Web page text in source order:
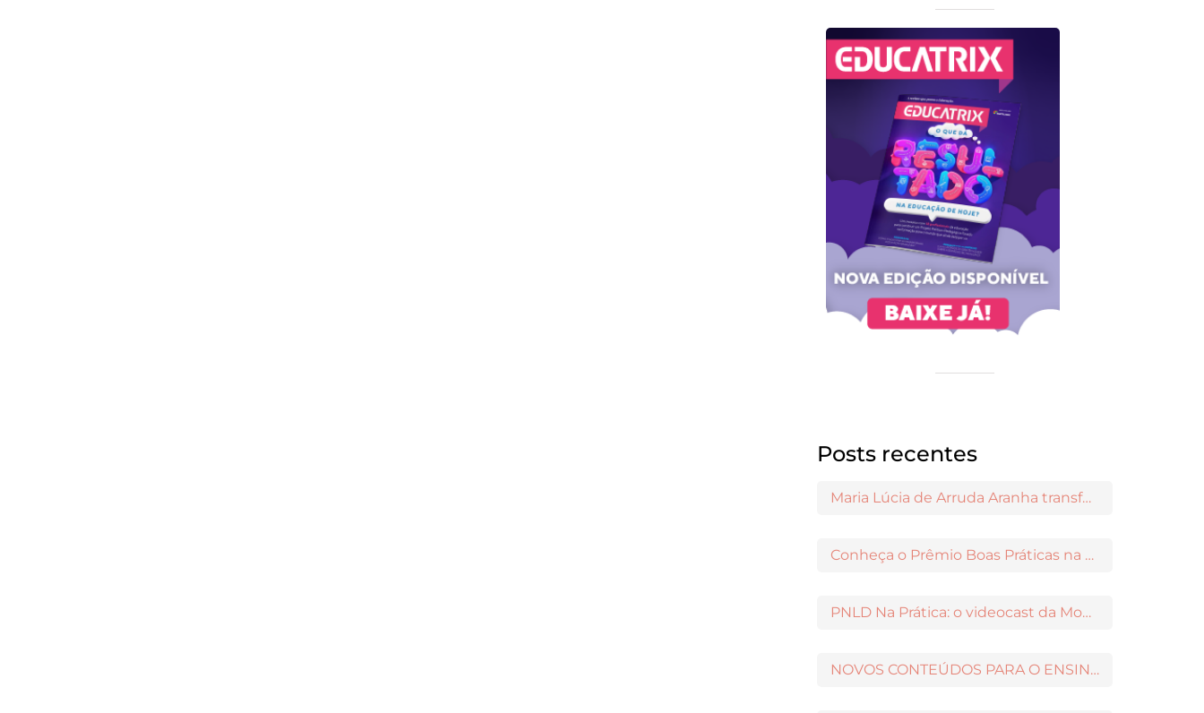
Posts recentes
Maria Lúcia de Arruda Aranha transformou o ensino de Filosofia no Brasil
Conheça o Prêmio Boas Práticas na Escola
PNLD Na Prática: o videocast da Moderna para apoiar a escolha das obras aprovadas
NOVOS CONTEÚDOS PARA O ENSINO MÉDIO DISPONÍVEIS NO MODERNAMIGOS